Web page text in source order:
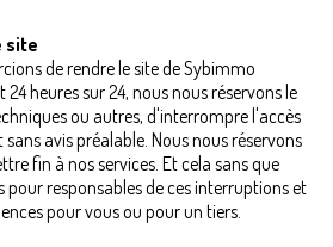
site
de rendre le site de Sybimmo
heures sur 24, nous nous réservons le
ou autres, d'interrompre l'accès
avis préalable. Nous nous réservons
fin à nos services. Et cela sans que
pour responsables de ces interruptions et
pour vous ou pour un tiers.